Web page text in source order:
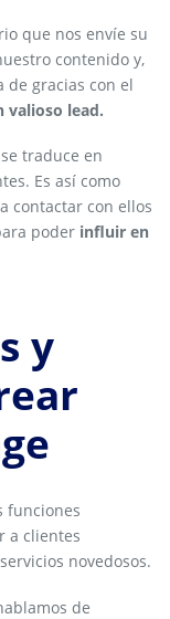
que nos envíe su
contenido y,
de gracias con el
valioso lead.
traduce en
Es así como
contactar con ellos
poder influir en
y
funciones
a clientes
novedosos.
de